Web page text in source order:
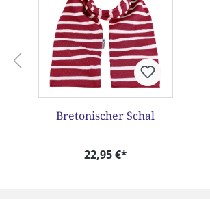
Bretonischer Schal
22,95 €*